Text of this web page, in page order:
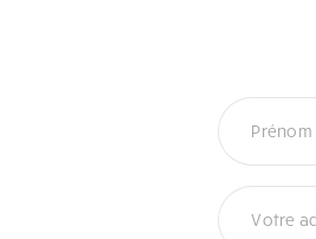
Newsletter